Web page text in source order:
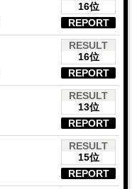
16位
REPORT
RESULT
16位
REPORT
RESULT
13位
REPORT
RESULT
15位
REPORT